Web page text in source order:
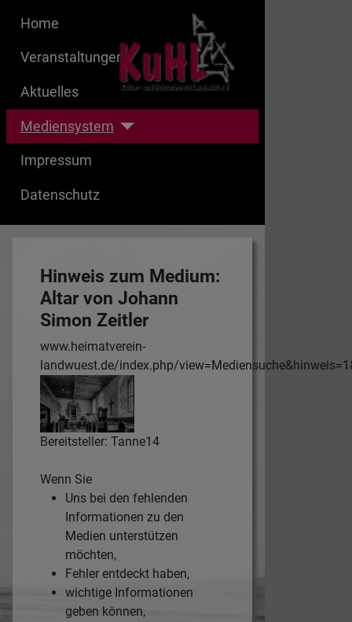
Home
Veranstaltungen
Aktuelles
Mediensystem
Impressum
Datenschutz
Hinweis zum Medium:
Altar von Johann
Simon Zeitler
www.heimatverein-
landwuest.de/index.php/
Bereitsteller: Tanne14
Wenn Sie
Uns bei den fehlenden
Informationen zu den
Medien unterstützen
möchten,
Fehler entdeckt haben,
wichtige Informationen
geben können,